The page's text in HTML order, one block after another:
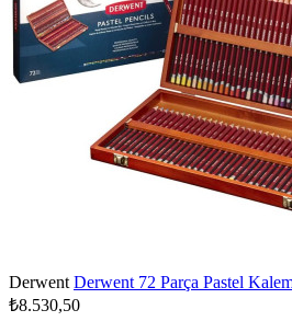
Derwent Derwent 72 Parça Pastel
₺8.530,50